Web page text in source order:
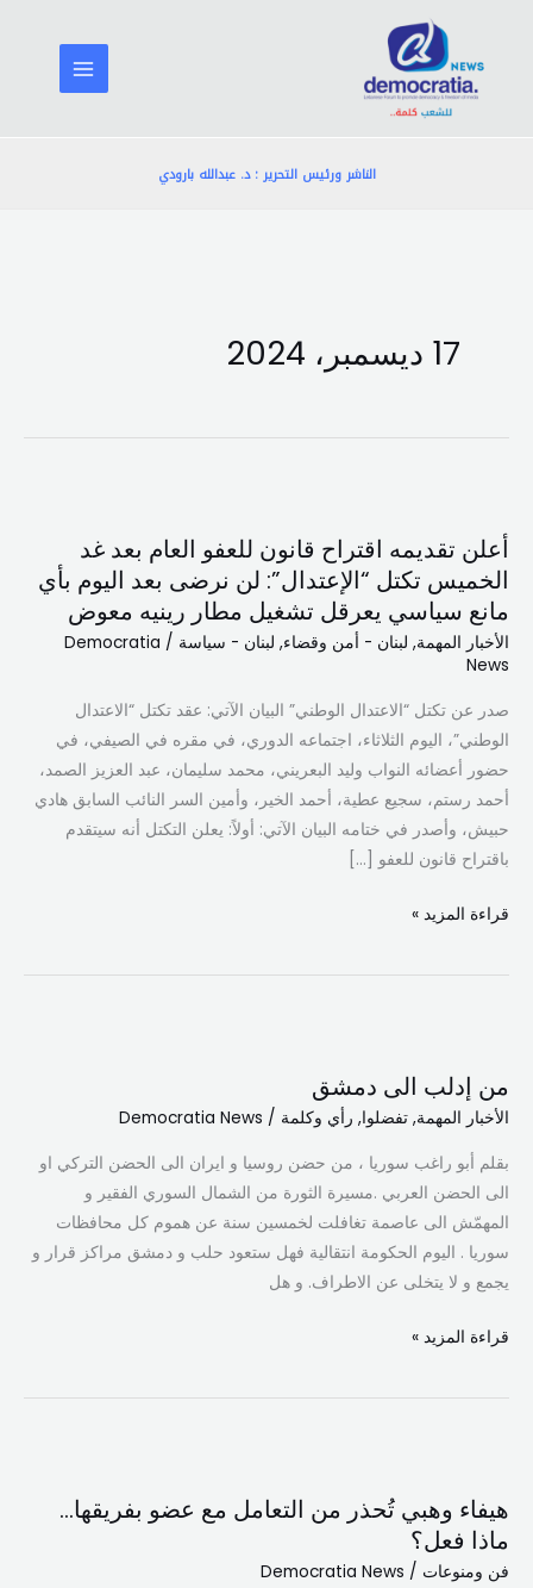
المحتوى
الناشر ورئيس التحرير : د. عبدالله بارودي
17 ديسمبر، 2024
أعلن تقديمه اقتراح قانون للعفو العام بعد غد
الخميس تكتل “الإعتدال”: لن نرضى بعد اليوم بأي
مانع سياسي يعرقل تشغيل مطار رينيه معوض
الأخبار المهمة, لبنان - أمن وقضاء, لبنان - سياسة /
Democratia
News
صدر عن تكتل “الاعتدال الوطني” البيان الآتي: عقد تكتل “الاعتدال
الوطني”، اليوم الثلاثاء، اجتماعه الدوري، في مقره في الصيفي، في
حضور أعضائه النواب وليد البعريني، محمد سليمان، عبد العزيز الصمد،
أحمد رستم، سجيع عطية، أحمد الخير، وأمين السر النائب السابق هادي
حبيش، وأصدر في ختامه البيان الآتي: أولاً: يعلن التكتل أنه سيتقدم
باقتراح قانون للعفو […]
اقتراح
قانون
للعفو
العام
بعد
الخميس
“الإعتدال”:
نرضى
اليوم
مانع
مطار
رينيه
معوض
قراءة المزيد »
من إدلب الى دمشق
الأخبار المهمة, تفضلوا, رأي وكلمة /
Democratia News
بقلم أبو راغب سوريا ، من حضن روسيا و ايران الى الحضن التركي او
الى الحضن العربي .مسيرة الثورة من الشمال السوري الفقير و
المهمّش الى عاصمة تغافلت لخمسين سنة عن هموم كل محافظات
سوريا . اليوم الحكومة انتقالية فهل ستعود حلب و دمشق مراكز قرار و
يجمع و لا يتخلى عن الاطراف. و هل
الى
دمشق
قراءة المزيد »
هيفاء وهبي تُحذر من التعامل مع عضو بفريقها…
ماذا فعل؟
فن ومنوعات /
Democratia News
تُحذر
من
التعامل